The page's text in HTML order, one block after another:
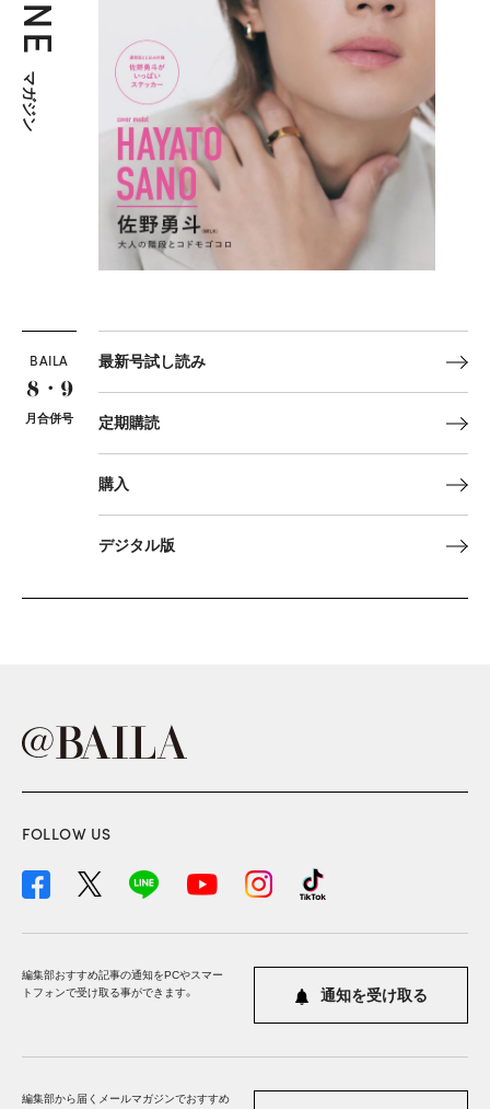
マガジン
BAILA
8・9
月合併号
最新号試し読み
定期購読
購入
デジタル版
FOLLOW US
編集部おすすめ記事の通知をPCやスマー
トフォンで受け取る事ができます。
通知を受け取る
編集部から届くメールマガジンでおすすめ